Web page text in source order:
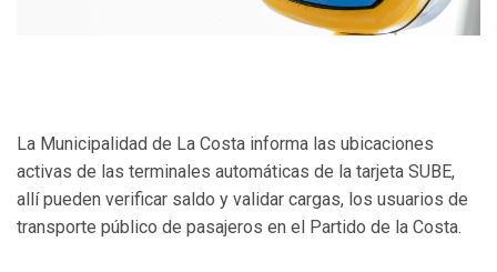
La Municipalidad de La Costa informa las ubicaciones
activas de las terminales automáticas de la tarjeta SUBE,
allí pueden verificar saldo y validar cargas, los usuarios de
transporte público de pasajeros en el Partido de la Costa.